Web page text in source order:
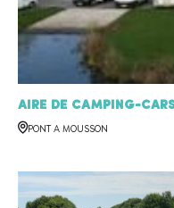
Aire de camping-
PONT A MOUSSON